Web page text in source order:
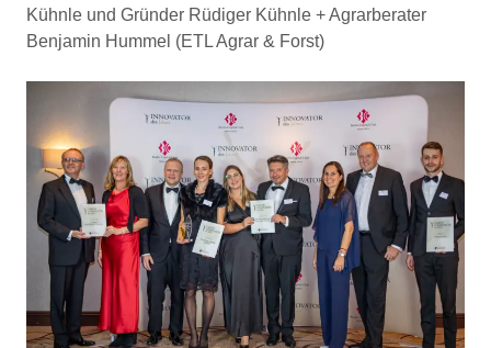
Kühnle und Gründer Rüdiger Kühnle + Agrarberater
Benjamin Hummel (ETL Agrar & Forst)